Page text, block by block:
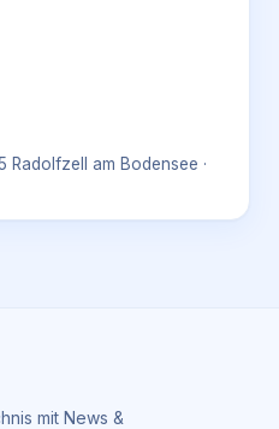
Radolfzell am Bodensee ·
mit News &